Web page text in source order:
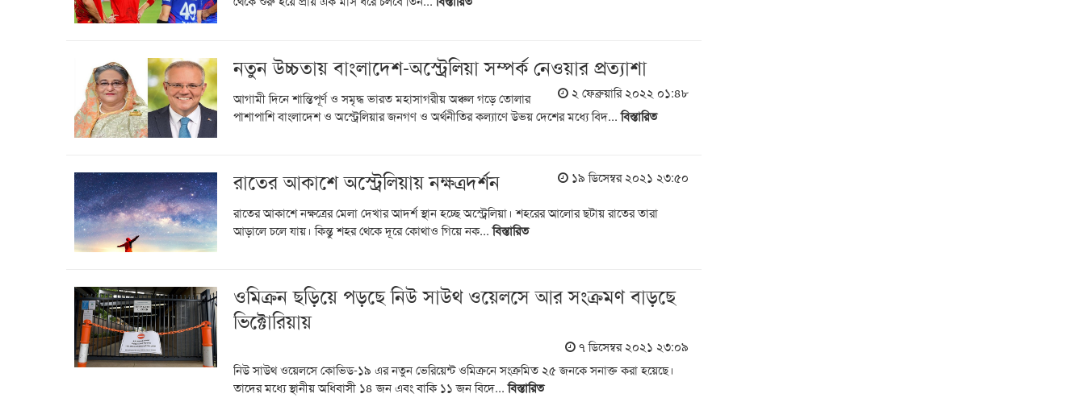
নতুন উচ্চতায় বাংলাদেশ-অস্ট্রেলিয়া সম্পর্ক নেওয়ার প্রত্যাশা
২ ফেব্রুয়ারি ২০২২ ০১:৪৮
আগামী দিনে শান্তিপূর্ণ ও সমৃদ্ধ ভারত মহাসাগরীয় অঞ্চল গড়ে তোলার
পাশাপাশি বাংলাদেশ ও অস্ট্রেলিয়ার জনগণ ও অর্থনীতির কল্যাণে উভয় দেশের মধ্যে বিদ...বিস্তারিত
রাতের আকাশে অস্ট্রেলিয়ায় নক্ষত্রদর্শন ১৯ ডিসেম্বর ২০২১ ২৩:৫০
রাতের আকাশে নক্ষত্রের মেলা দেখার আদর্শ স্থান হচ্ছে অস্ট্রেলিয়া। শহরের আলোর ছটায় রাতের তারা
আড়ালে চলে যায়। কিন্তু শহর থেকে দূরে কোথাও গিয়ে নক...বিস্তারিত
ওমিক্রন ছড়িয়ে পড়ছে নিউ সাউথ ওয়েলসে আর সংক্রমণ বাড়ছে
ভিক্টোরিয়ায়
৭ ডিসেম্বর ২০২১ ২৩:০৯
নিউ সাউথ ওয়েলসে কোভিড-১৯ এর নতুন ভেরিয়েন্ট ওমিক্রনে সংক্রমিত ২৫ জনকে সনাক্ত করা হয়েছে।
তাদের মধ্যে স্থানীয় অধিবাসী ১৪ জন এবং বাকি ১১ জন বিদে...বিস্তারিত